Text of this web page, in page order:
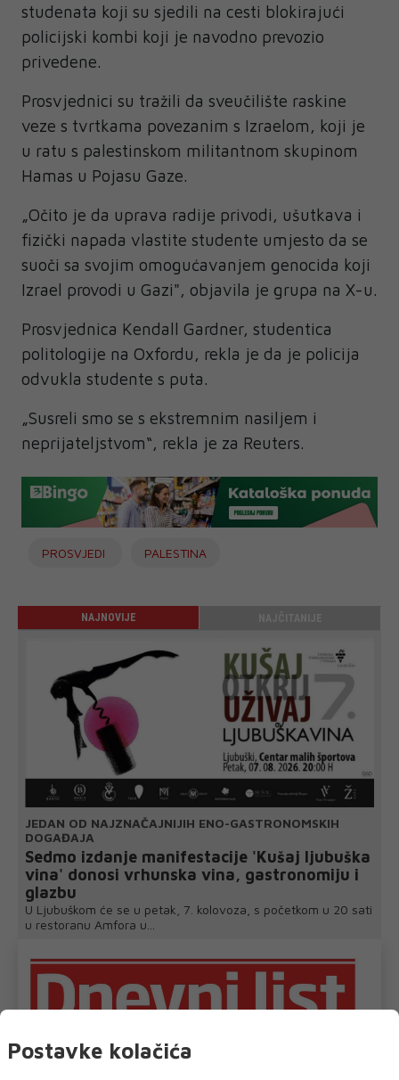
studenata koji su sjedili na cesti blokirajući
policijski kombi koji je navodno prevozio
privedene.
Prosvjednici su tražili da sveučilište raskine
veze s tvrtkama povezanim s Izraelom, koji je
u ratu s palestinskom militantnom skupinom
Hamas u Pojasu Gaze.
„Očito je da uprava radije privodi, ušutkava i
fizički napada vlastite studente umjesto da se
suoči sa svojim omogućavanjem genocida koji
Izrael provodi u Gazi", objavila je grupa na X-u.
Prosvjednica Kendall Gardner, studentica
politologije na Oxfordu, rekla je da je policija
odvukla studente s puta.
„Susreli smo se s ekstremnim nasiljem i
neprijateljstvom“, rekla je za Reuters.
PROSVJEDI PALESTINA
NAJNOVIJE
JEDAN OD NAJZNAČAJNIJIH ENO-GASTRONOMSKIH
DOGAĐAJA
Sedmo izdanje manifestacije 'Kušaj ljubuška
vina' donosi vrhunska vina, gastronomiju i
glazbu
U Ljubuškom će se u petak, 7. kolovoza, s početkom u 20 sati
u restoranu Amfora u...
Postavke kolačića